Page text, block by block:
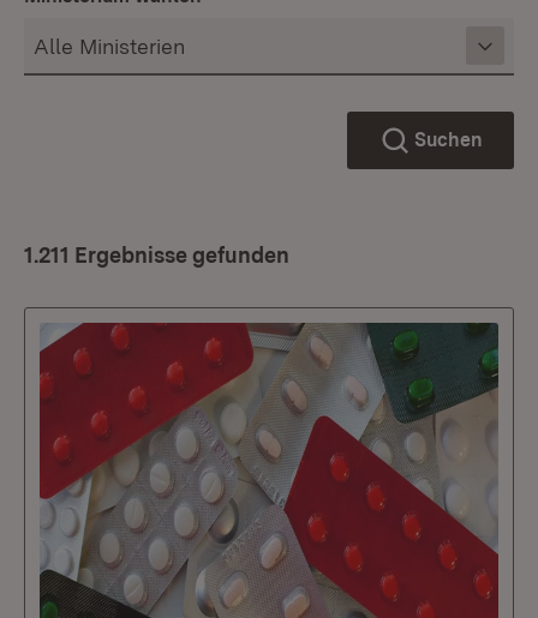
Suchen
1.211 Ergebnisse gefunden